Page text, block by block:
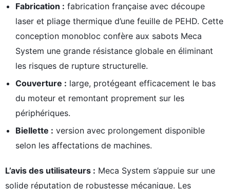
Fabrication : fabrication française avec découpe
laser et pliage thermique d’une feuille de PEHD. Cette
conception monobloc confère aux sabots Meca
System une grande résistance globale en éliminant
les risques de rupture structurelle.
Couverture : large, protégeant efficacement le bas
du moteur et remontant proprement sur les
périphériques.
Biellette : version avec prolongement disponible
selon les affectations de machines.
L’avis des utilisateurs : Meca System s’appuie sur une
solide réputation de robustesse mécanique. Les